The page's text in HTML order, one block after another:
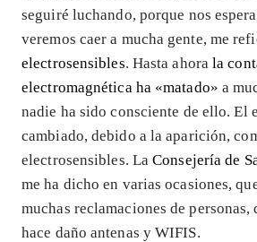
seguiré luchando, porque nos
veremos caer a mucha gente, me
electrosensibles. Hasta ahorala
electromagnética ha «matado» a
nadie ha sido consciente de ello. El
cambiado, debido a la aparición,
electrosensibles. LaConsejería de
me ha dicho en varias ocasiones,
muchas reclamaciones de personas,
hace daño antenas y WIFIS.